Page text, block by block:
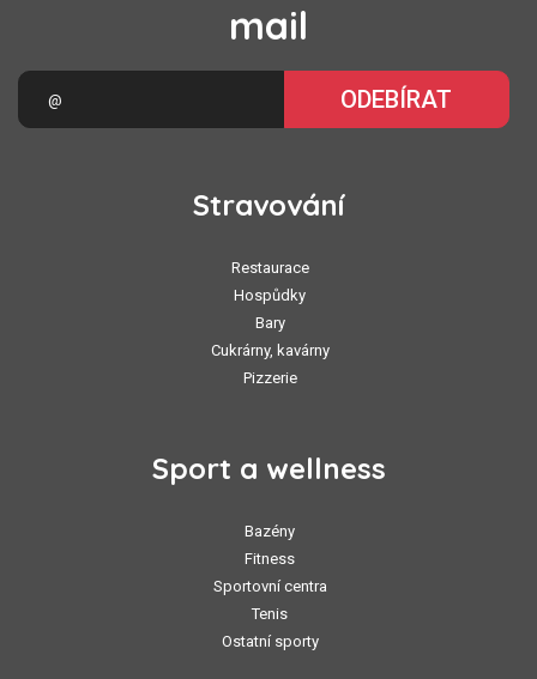
mail
ODEBÍRAT
Stravování
Restaurace
Hospůdky
Bary
Cukrárny, kavárny
Pizzerie
Sport a wellness
Bazény
Fitness
Sportovní centra
Tenis
Ostatní sporty